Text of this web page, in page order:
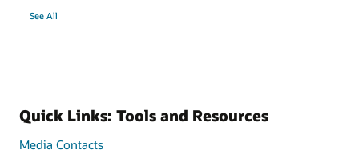
See All
Quick Links: Tools and Resources
Media Contacts